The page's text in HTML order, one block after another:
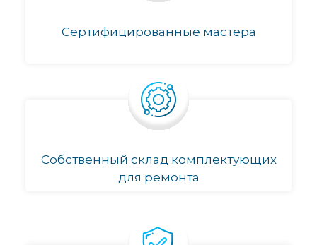
Сертифицированные мастера
Собственный склад комплектующих
для ремонта